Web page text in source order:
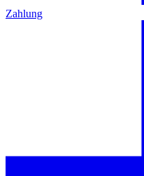
Zahlung